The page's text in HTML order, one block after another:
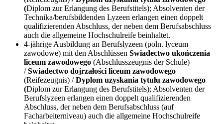
(Diplom zur Erlangung des Berufstitels); Absolventen der
Technika/berufsbildenden Lyzeen erlangen einen doppelt
qualifizierenden Abschluss, der neben dem Berufsabschluss
auch die allgemeine Hochschulreife beinhaltet.
4-jährige Ausbildung an Berufslyzeen (poln. lyceum
zawodowe) mit den Abschlüssen Swiadectwo ukończenia
liceum zawodowego (Abschlusszeugnis der Schule)
/Swiadectwo dojrzałości liceum zawodowego
(Reifezeugnis) /Dyplom uzyskania tytułu zawodowego
(Diplom zur Erlangung des Berufstitels); Absolventen der
Berufslyzeen erlangen einen doppelt qualifizierenden
Abschluss, der neben dem Berufsabschluss (auf
Facharbeiterniveau) auch die allgemeine Hochschulreife